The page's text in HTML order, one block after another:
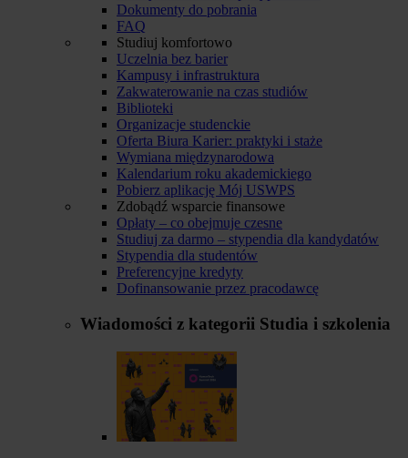
Dokumenty do pobrania
FAQ
Studiuj komfortowo
Uczelnia bez barier
Kampusy i infrastruktura
Zakwaterowanie na czas studiów
Biblioteki
Organizacje studenckie
Oferta Biura Karier: praktyki i staże
Wymiana międzynarodowa
Kalendarium roku akademickiego
Pobierz aplikację Mój USWPS
Zdobądź wsparcie finansowe
Opłaty – co obejmuje czesne
Studiuj za darmo – stypendia dla kandydatów
Stypendia dla studentów
Preferencyjne kredyty
Dofinansowanie przez pracodawcę
Wiadomości z kategorii Studia i szkolenia